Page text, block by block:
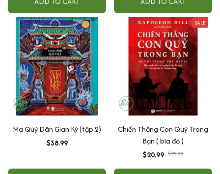
Ma Quỷ Dân Gian Ký (tập 2)
$38.99
SALE
Chiến Thắng Con Quỷ Trong
Bạn ( bìa đỏ )
$20.99 $25.00